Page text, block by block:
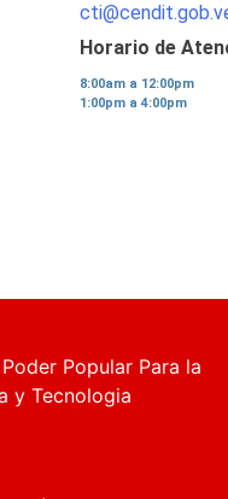
Horario de
8:00am a 12:00pm
1:00pm a 4:00pm
Popular Para la
y Tecnologia